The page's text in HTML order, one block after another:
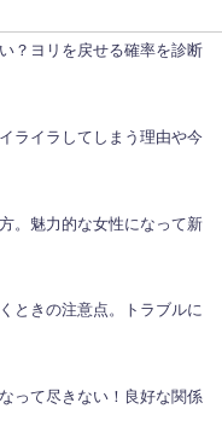
？ヨリを戻せる確率を診断
ライラしてしまう理由や今
。魅力的な女性になって新
ときの注意点。トラブルに
って尽きない！良好な関係